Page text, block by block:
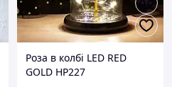
Роза в колбі LED RED
GOLD HP227